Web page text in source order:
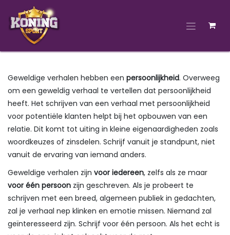
Overslaan naar inhoud
Geweldige verhalen hebben een persoonlijkheid. Overweeg
om een geweldig verhaal te vertellen dat persoonlijkheid
heeft. Het schrijven van een verhaal met persoonlijkheid
voor potentiële klanten helpt bij het opbouwen van een
relatie. Dit komt tot uiting in kleine eigenaardigheden zoals
woordkeuzes of zinsdelen. Schrijf vanuit je standpunt, niet
vanuit de ervaring van iemand anders.
Geweldige verhalen zijn voor iedereen, zelfs als ze maar
voor één persoon zijn geschreven. Als je probeert te
schrijven met een breed, algemeen publiek in gedachten,
zal je verhaal nep klinken en emotie missen. Niemand zal
geïnteresseerd zijn. Schrijf voor één persoon. Als het echt is